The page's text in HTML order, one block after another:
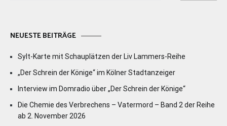
NEUESTE BEITRÄGE
Sylt-Karte mit Schauplätzen der Liv Lammers-Reihe
„Der Schrein der Könige“ im Kölner Stadtanzeiger
Interview im Domradio über „Der Schrein der Könige“
Die Chemie des Verbrechens – Vatermord – Band 2 der Reihe
ab 2. November 2026